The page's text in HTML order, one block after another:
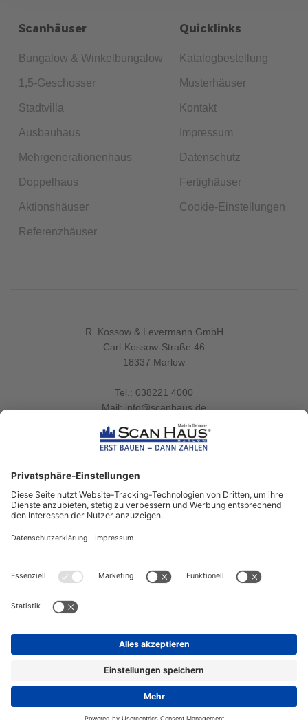
Scanhäuser
Bungalow & Winkelbungalow
1,5-Geschosser
Stadtvilla
Ausbauhaus
Mehrgenerationenhaus
Doppelhaus
Aktionshäuser
Referenzhäuser
Quicklinks
Katalogbestellung
Musterhäuser
Kontakt
Impressum
Datenschutz
Fertighäuser
Cookie-Einstellungen
R. Kossow & Levermann GmbH
Carl-Kossow-Straße 46
18337 Marlow
Tel.: 038221 4000
Mail:info@scanhaus.de
ScanHaus Marlow
2202Bewertungen auf ProvenExpert.com
informiert!
Aktuelle News rund um ScanHaus &
das Thema Hausbau
ZUM NEWSLETTER ANMELDEN